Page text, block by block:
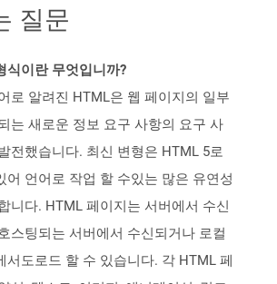
질문
식이란 무엇입니까?
로 알려진 HTML은 웹 페이지의 일부
는 새로운 정보 요구 사항의 요구 사
전했습니다. 최신 변형은 HTML 5로
어 언어로 작업 할 수있는 많은 유연성
니다. HTML 페이지는 서버에서 수신
스팅되는 서버에서 수신되거나 로컬
서도로드 할 수 있습니다. 각 HTML 페